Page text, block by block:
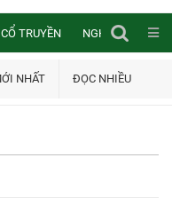
TRUYỀN NGHIÊN CỨU
NHẤT ĐỌC NHIỀU